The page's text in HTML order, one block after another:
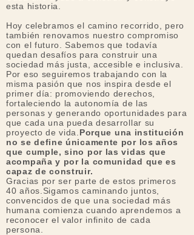
esta historia.
Hoy celebramos el camino recorrido, pero
también renovamos nuestro compromiso
con el futuro. Sabemos que todavía
quedan desafíos para construir una
sociedad más justa, accesible e inclusiva.
Por eso seguiremos trabajando con la
misma pasión que nos inspira desde el
primer día: promoviendo derechos,
fortaleciendo la autonomía de las
personas y generando oportunidades para
que cada una pueda desarrollar su
proyecto de vida. Porque una institución
no se define únicamente por los años
que cumple, sino por las vidas que
acompaña y por la comunidad que es
capaz de construir.
Gracias por ser parte de estos primeros
40 años.Sigamos caminando juntos,
convencidos de que una sociedad más
humana comienza cuando aprendemos a
reconocer el valor infinito de cada
persona.​